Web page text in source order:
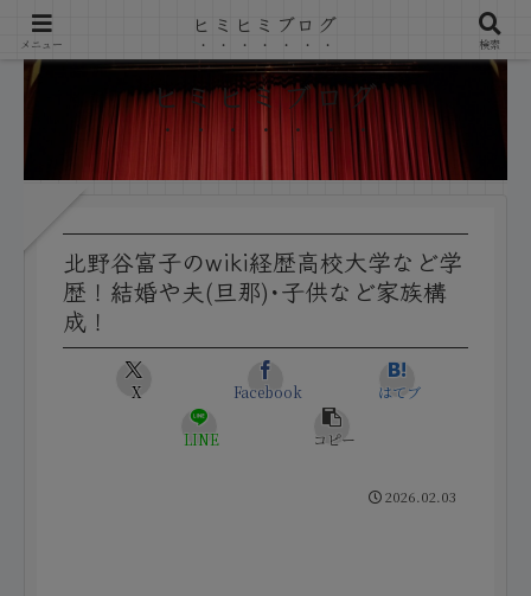
ヒミヒミブログ
北野谷富子のwiki経歴高校大学など学
歴！結婚や夫(旦那)･子供など家族構
成！
X Facebook はてブ
LINE コピー
2026.02.03
メニュー
ヒミヒミブログ
検索